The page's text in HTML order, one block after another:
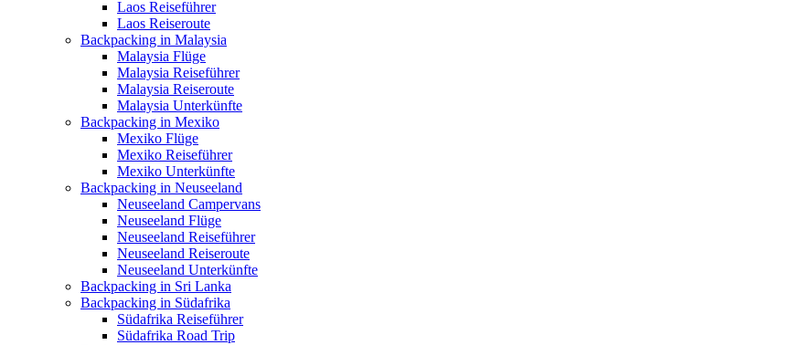
Laos Reiseführer
Laos Reiseroute
Backpacking in Malaysia
Malaysia Flüge
Malaysia Reiseführer
Malaysia Reiseroute
Malaysia Unterkünfte
Backpacking in Mexiko
Mexiko Flüge
Mexiko Reiseführer
Mexiko Unterkünfte
Backpacking in Neuseeland
Neuseeland Campervans
Neuseeland Flüge
Neuseeland Reiseführer
Neuseeland Reiseroute
Neuseeland Unterkünfte
Backpacking in Sri Lanka
Backpacking in Südafrika
Südafrika Reiseführer
Südafrika Road Trip